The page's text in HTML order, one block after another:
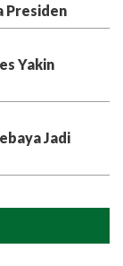
Presiden
Yakin
Jadi